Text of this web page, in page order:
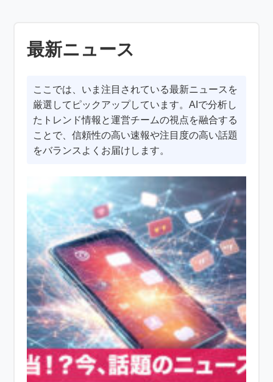
最新ニュース
ここでは、いま注目されている最新ニュースを
厳選してピックアップしています。AIで分析し
たトレンド情報と運営チームの視点を融合する
ことで、信頼性の高い速報や注目度の高い話題
をバランスよくお届けします。